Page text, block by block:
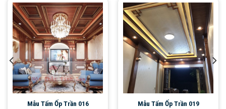
Mẫu Tấm Ốp Trần 016 Mẫu Tấm Ốp Trần 019